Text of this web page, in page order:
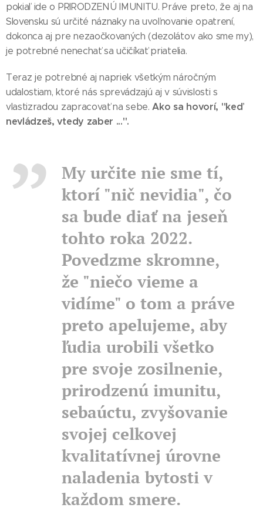
pokiaľ ide o PRIRODZENÚ IMUNITU. Práve preto, že aj na
Slovensku sú určité náznaky na uvoľnovanie opatrení,
dokonca aj pre nezaočkovaných (dezolátov ako sme my),
je potrebné nenechať sa učičíkať priatelia.
Teraz je potrebné aj napriek všetkým náročným
udalostiam, ktoré nás sprevádzajú aj v súvislosti s
vlastizradou zapracovať na sebe.Ako sa hovorí, "keď
nevládzeš, vtedy zaber ...".
My určite nie sme tí,
ktorí "nič nevidia", čo
sa bude diať na jeseň
tohto roka 2022.
Povedzme skromne,
že "niečo vieme a
vidíme" o tom a práve
preto apelujeme, aby
ľudia urobili všetko
pre svoje zosilnenie,
prirodzenú imunitu,
sebaúctu, zvyšovanie
svojej celkovej
kvalitatívnej úrovne
naladenia bytosti v
každom smere.